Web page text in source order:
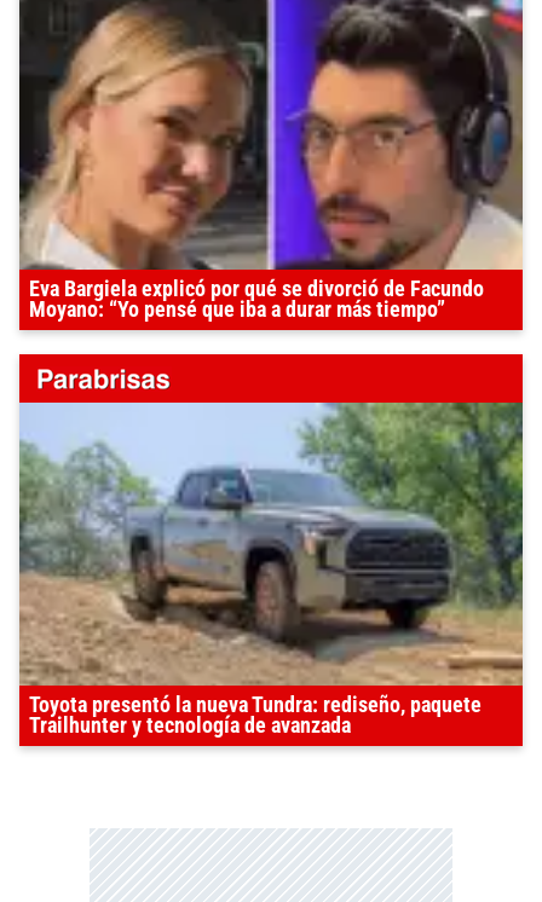
Eva Bargiela explicó por qué se divorció de Facundo
Moyano: “Yo pensé que iba a durar más tiempo”
Toyota presentó la nueva Tundra: rediseño, paquete
Trailhunter y tecnología de avanzada